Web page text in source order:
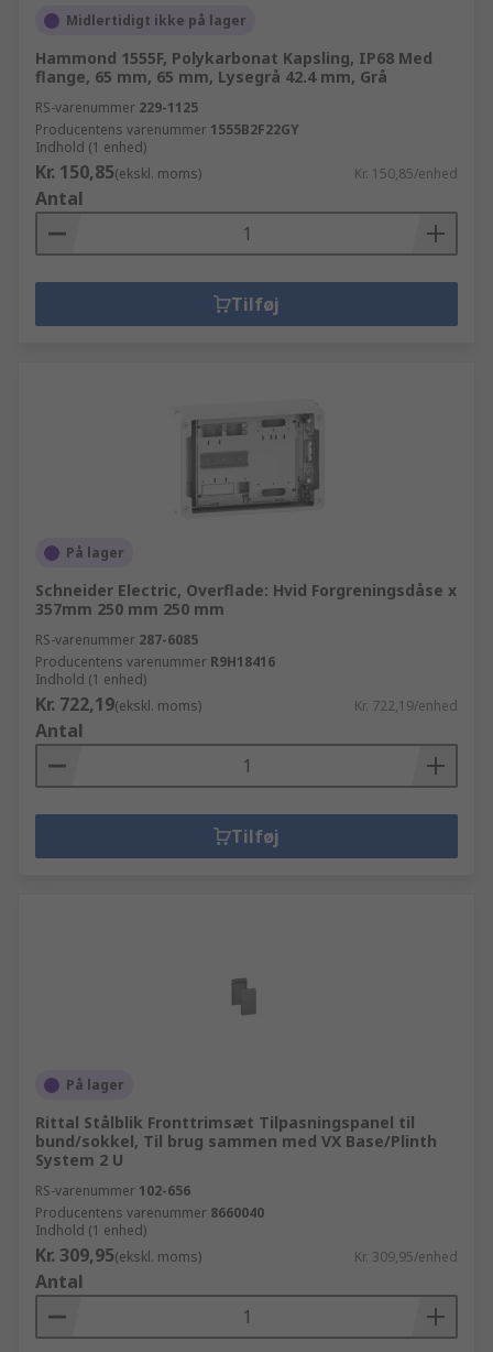
Midlertidigt ikke på lager
Hammond 1555F, Polykarbonat Kapsling, IP68 Med
flange, 65 mm, 65 mm, Lysegrå 42.4 mm, Grå
RS-varenummer 229-1125
Producentens varenummer 1555B2F22GY
Indhold (1 enhed)
Kr. 150,85(ekskl. moms) Kr. 150,85/enhed
Antal
Tilføj
På lager
Schneider Electric, Overflade: Hvid Forgreningsdåse x
357mm 250 mm 250 mm
RS-varenummer 287-6085
Producentens varenummer R9H18416
Indhold (1 enhed)
Kr. 722,19(ekskl. moms) Kr. 722,19/enhed
Antal
Tilføj
På lager
Rittal Stålblik Fronttrimsæt Tilpasningspanel til
bund/sokkel, Til brug sammen med VX Base/Plinth
System 2 U
RS-varenummer 102-656
Producentens varenummer 8660040
Indhold (1 enhed)
Kr. 309,95(ekskl. moms) Kr. 309,95/enhed
Antal